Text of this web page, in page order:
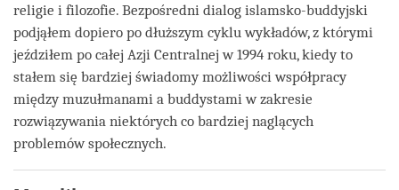
religie i filozofie. Bezpośredni dialog islamsko-buddyjski
podjąłem dopiero po dłuższym cyklu wykładów, z którymi
jeździłem po całej Azji Centralnej w 1994 roku, kiedy to
stałem się bardziej świadomy możliwości współpracy
między muzułmanami a buddystami w zakresie
rozwiązywania niektórych co bardziej naglących
problemów społecznych.